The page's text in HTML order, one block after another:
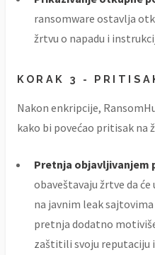
ransomware ostavlja
žrtvu o napadu i
KORAK 3 -
Nakon enkripcije,
kako bi povećao pritisak na
Pretnja objavljivanjem
obaveštavaju žrtve da
na javnim leak
pretnja dodatno
zaštitili svoju reputaciju